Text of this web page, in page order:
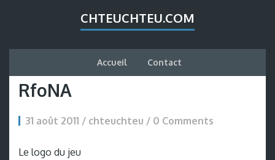
CHTEUCHTEU.COM
Accueil Contact
RfoNA
31 août 2011 / chteuchteu / 0 Comments
Le logo du jeu